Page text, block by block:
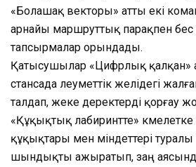
«Болашақ векторы» атты екі
арнайы маршруттық парақпен
тапсырмалар орындады.
Қатысушылар «Цифрлық қалқан»
стансада әлеуметтік желідегі
талдап, жеке деректерді қорғау
«Құқықтық лабиринтте»
құқықтары мен міндеттері
шындықты ажыратып, заң